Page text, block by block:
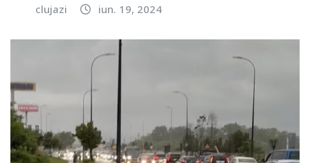
clujazi iun. 19, 2024